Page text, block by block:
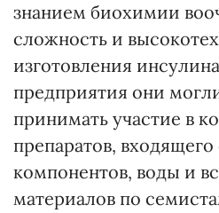
знанием биохимии
сложность и
изготовления
предприятия они
принимать участие в
препаратов,
компонентов, воды и
материалов по